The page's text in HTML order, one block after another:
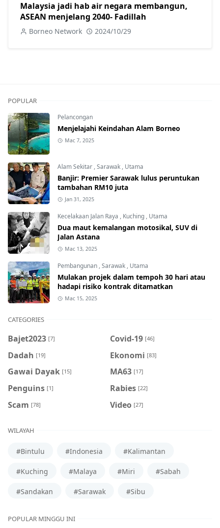
Malaysia jadi hab air negara membangun,
ASEAN menjelang 2040- Fadillah
Borneo Network 2024/10/29
POPULAR
Pelancongan
Menjelajahi Keindahan Alam Borneo
Mac 7, 2025
Alam Sekitar ,Sarawak , Utama
Banjir: Premier Sarawak lulus peruntukan
tambahan RM10 juta
Jan 31, 2025
Kecelakaan Jalan Raya , Kuching , Utama
Dua maut kemalangan motosikal, SUV di
Jalan Astana
Mac 13, 2025
Pembangunan ,Sarawak , Utama
Mulakan projek dalam tempoh 30 hari atau
hadapi risiko kontrak ditamatkan
Mac 15, 2025
CATEGORIES
Bajet2023 [7] Covid-19 [46]
Dadah [19] Ekonomi [83]
Gawai Dayak [15] MA63 [17]
Penguins [1] Rabies [22]
Scam [78] Video [27]
WILAYAH
#Bintulu #Indonesia #Kalimantan
#Kuching #Malaya #Miri #Sabah
#Sandakan #Sarawak #Sibu
POPULAR MINGGU INI